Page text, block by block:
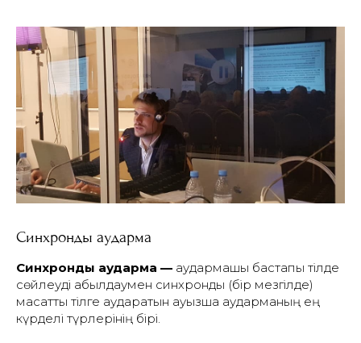
Синхронды аударма
Синхронды аударма — аудармашы бастапқы тілде
сөйлеуді қабылдаумен синхронды (бір мезгілде)
мақсатты тілге аударатын ауызша аударманың ең
күрделі түрлерінің бірі.